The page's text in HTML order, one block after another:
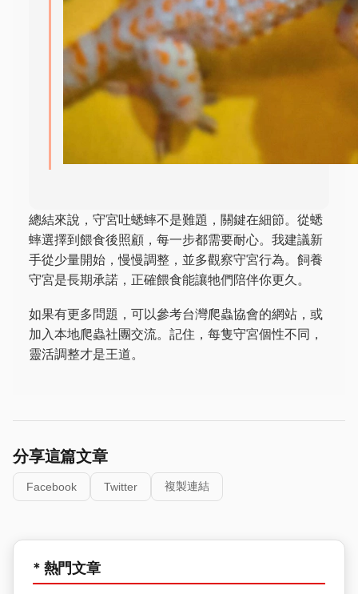
總結來說，守宮吐蟋蟀不是難題，關鍵在細節。從蟋
蟀選擇到餵食後照顧，每一步都需要耐心。我建議新
手從少量開始，慢慢調整，並多觀察守宮行為。飼養
守宮是長期承諾，正確餵食能讓牠們陪伴你更久。
如果有更多問題，可以參考台灣爬蟲協會的網站，或
加入本地爬蟲社團交流。記住，每隻守宮個性不同，
靈活調整才是王道。
分享這篇文章
Facebook Twitter 複製連結
* 熱門文章